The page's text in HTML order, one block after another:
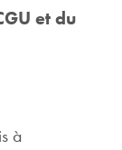
et du
à